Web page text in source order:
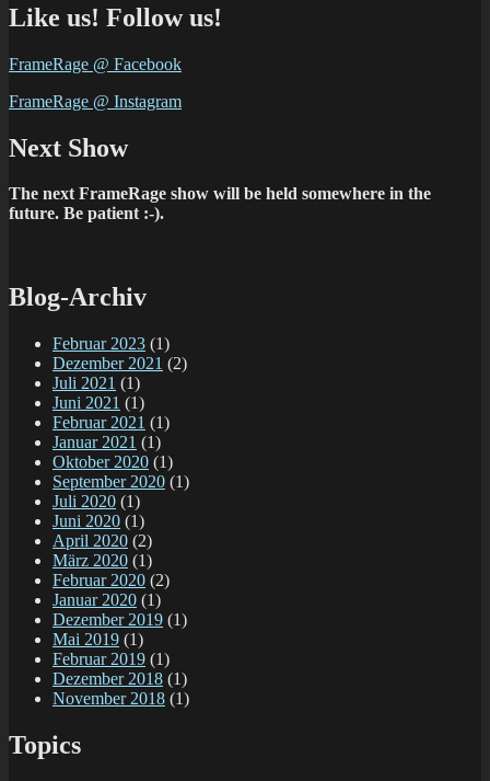
Like us! Follow us!
FrameRage @ Facebook
FrameRage @ Instagram
Next Show
The next FrameRage show will be held somewhere in the
future. Be patient :-).
Blog-Archiv
Februar 2023 (1)
Dezember 2021 (2)
Juli 2021 (1)
Juni 2021 (1)
Februar 2021 (1)
Januar 2021 (1)
Oktober 2020 (1)
September 2020 (1)
Juli 2020 (1)
Juni 2020 (1)
April 2020 (2)
März 2020 (1)
Februar 2020 (2)
Januar 2020 (1)
Dezember 2019 (1)
Mai 2019 (1)
Februar 2019 (1)
Dezember 2018 (1)
November 2018 (1)
Topics